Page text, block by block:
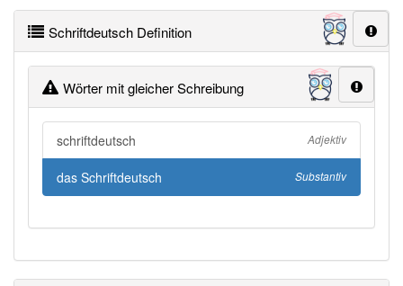
Häufigkeit: 2 von 10
Wörter mit Endung-schriftdeutschaber mit einem
anderen Artikel: -1
88% unserer Spielapp-Nutzer haben den Artikel
korrekt erraten.
Schriftdeutsch Definition
Wörter mit gleicher Schreibung
schriftdeutsch Adjektiv
das Schriftdeutsch Substantiv